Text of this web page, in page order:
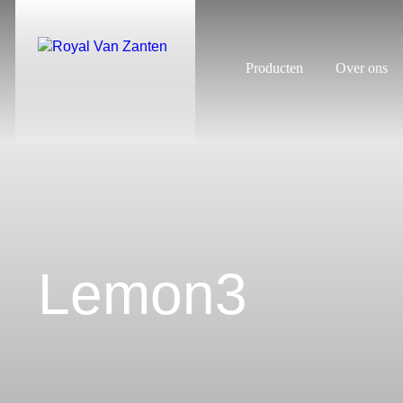
Producten Over ons
Lemon3